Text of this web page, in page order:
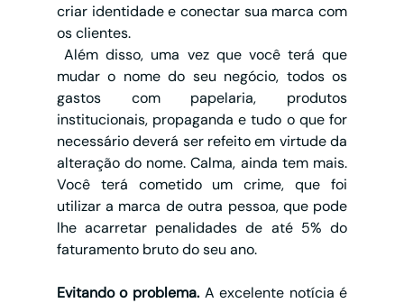
criar identidade e conectar sua marca com
os clientes.
mudar o nome do seu negócio, todos os
gastos com papelaria, produtos
institucionais, propaganda e tudo o que for
necessário deverá ser refeito em virtude da
alteração do nome. Calma, ainda tem mais.
Você terá cometido um crime, que foi
utilizar a marca de outra pessoa, que pode
lhe acarretar penalidades de até 5% do
faturamento bruto do seu ano.
Evitando o problema. A excelente notícia é